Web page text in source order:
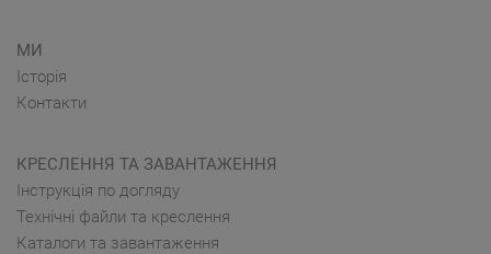
МИ
Історія
Контакти
КРЕСЛЕННЯ ТА ЗАВАНТАЖЕННЯ
Інструкція по догляду
Технічні файли та креслення
Каталоги та завантаження